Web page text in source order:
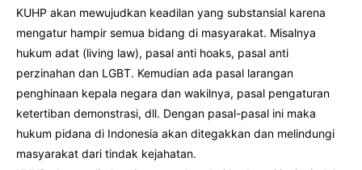
KUHP akan mewujudkan keadilan yang substansial karena
mengatur hampir semua bidang di masyarakat. Misalnya
hukum adat (living law), pasal anti hoaks, pasal anti
perzinahan dan LGBT. Kemudian ada pasal larangan
penghinaan kepala negara dan wakilnya, pasal pengaturan
ketertiban demonstrasi, dll. Dengan pasal-pasal ini maka
hukum pidana di Indonesia akan ditegakkan dan melindungi
masyarakat dari tindak kejahatan.